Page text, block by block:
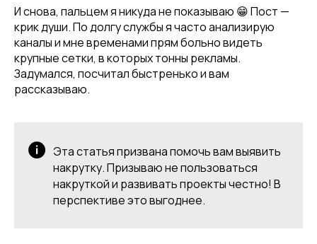
И снова, пальцем я никуда не показываю 😁 Пост —
крик души. По долгу службы я часто анализирую
каналы и мне временами прям больно видеть
крупные сетки, в которых тонны рекламы.
Задумался, посчитал быстренько и вам
рассказываю.
Эта статья призвана помочь вам выявить
накрутку. Призываю не пользоваться
накруткой и развивать проекты честно! В
перспективе это выгоднее.